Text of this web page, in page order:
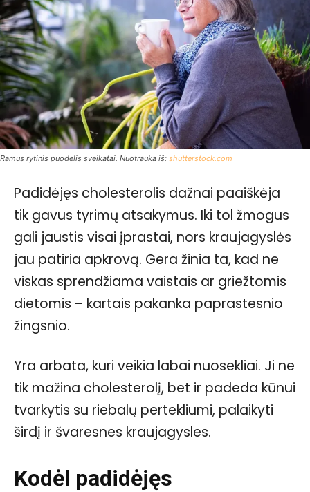
Ramus rytinis puodelis sveikatai. Nuotrauka iš: shutterstock.com
Padidėjęs cholesterolis dažnai paaiškėja
tik gavus tyrimų atsakymus. Iki tol žmogus
gali jaustis visai įprastai, nors kraujagyslės
jau patiria apkrovą. Gera žinia ta, kad ne
viskas sprendžiama vaistais ar griežtomis
dietomis – kartais pakanka paprastesnio
žingsnio.
Yra arbata, kuri veikia labai nuosekliai. Ji ne
tik mažina cholesterolį, bet ir padeda kūnui
tvarkytis su riebalų pertekliumi, palaikyti
širdį ir švaresnes kraujagysles.
Kodėl padidėjęs